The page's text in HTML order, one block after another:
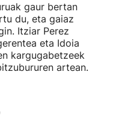
gaur bertan
du, eta gaiaz
Itziar Perez
eta Idoia
kargugabetzeek
artean.